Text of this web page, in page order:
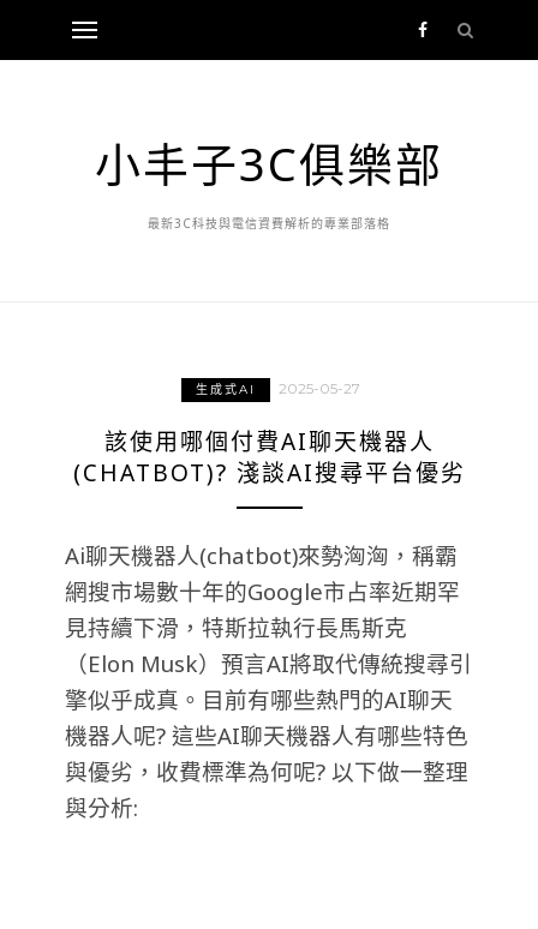
小丰子3C俱樂部
最新3C科技與電信資費解析的專業部落格
生成式AI 2025-05-27
該使用哪個付費AI聊天機器人
(CHATBOT)? 淺談AI搜尋平台優劣
Ai聊天機器人(chatbot)來勢洶洶，稱霸
網搜市場數十年的Google市占率近期罕
見持續下滑，特斯拉執行長馬斯克
（Elon Musk）預言AI將取代傳統搜尋引
擎似乎成真。目前有哪些熱門的AI聊天
機器人呢? 這些AI聊天機器人有哪些特色
與優劣，收費標準為何呢? 以下做一整理
與分析: